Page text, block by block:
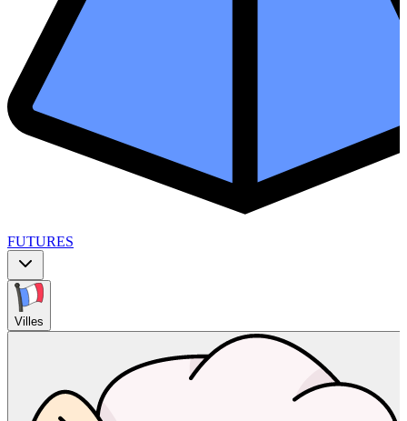
FUTURES
Villes